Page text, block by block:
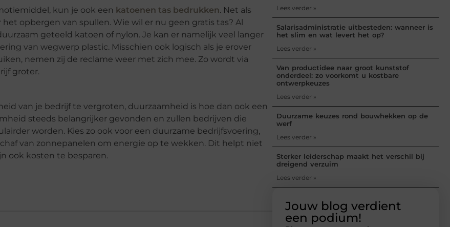
kun je ook een katoenen tas bedrukken. Net als
opbergen van spullen. Wie wil er nu geen gratis tas? Al
geteeld katoen of nylon. Je kan er namelijk veel langer
van wegwerp plastic. Misschien ook logisch als je erover
nemen zij de reclame weer met zich mee. Zo wordt via
groter.
van je bedrijf te vergroten, duurzaamheid is hoe dan ook een
steeds belangrijker gevonden en zullen bedrijven die
worden. Kies zo ook voor een duurzame bedrijfsvoering,
van zonnepanelen om energie op te wekken. Dit helpt niet
ook kosten te besparen.
Lees verder »
Salarisadministratie uitbesteden: wanneer is
het slim en wat levert het op?
Lees verder »
Van productidee naar groot kunststof
onderdeel: zo voorkomt u kostbare
ontwerpkeuzes
Lees verder »
Duurzame keuzes rond bouwhekken op de
werf
Lees verder »
Sterker leiderschap maakt het verschil bij
dreigend verzuim
Lees verder »
Jouw blog verdient
een podium!